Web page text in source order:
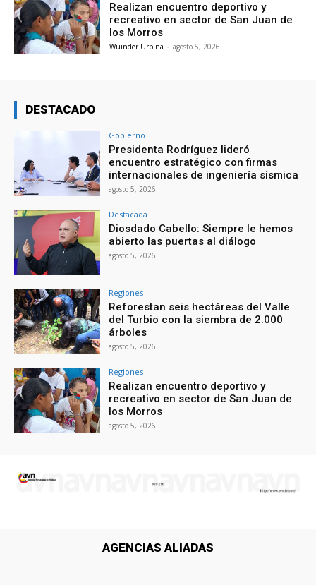
Realizan encuentro deportivo y
recreativo en sector de San Juan de
los Morros
Wuinder Urbina - agosto 5, 2026
DESTACADO
Gobierno
Presidenta Rodríguez lideró
encuentro estratégico con firmas
internacionales de ingeniería sísmica
agosto 5, 2026
Destacada
Diosdado Cabello: Siempre le hemos
abierto las puertas al diálogo
agosto 5, 2026
Regiones
Reforestan seis hectáreas del Valle
del Turbio con la siembra de 2.000
árboles
agosto 5, 2026
Regiones
Realizan encuentro deportivo y
recreativo en sector de San Juan de
los Morros
agosto 5, 2026
AGENCIAS ALIADAS